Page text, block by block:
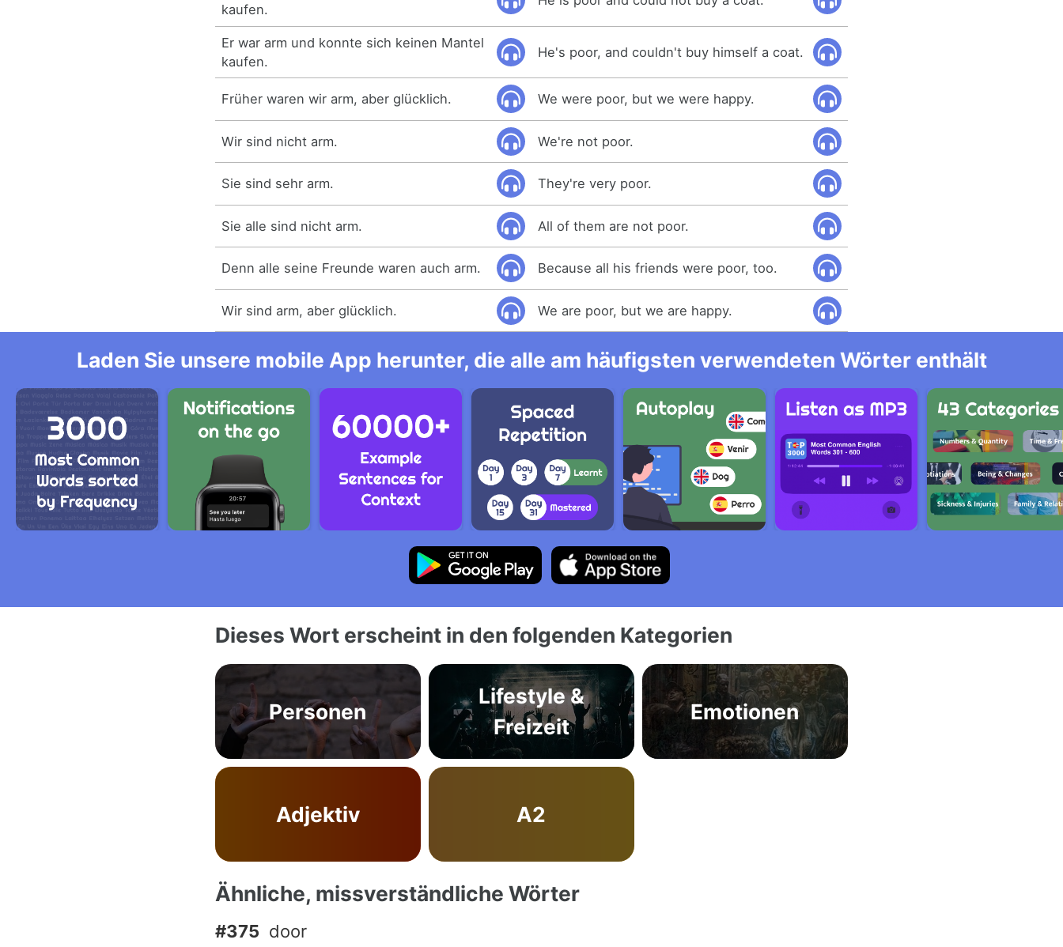
kaufen.
Er war arm und konnte sich keinen Mantel
kaufen.
He's poor, and couldn't buy himself a coat.
Früher waren wir arm, aber glücklich. We were poor, but we were happy.
Wir sind nicht arm. We're not poor.
Sie sind sehr arm. They're very poor.
Sie alle sind nicht arm. All of them are not poor.
Denn alle seine Freunde waren auch arm. Because all his friends were poor, too.
Wir sind arm, aber glücklich. We are poor, but we are happy.
Laden Sie unsere mobile App herunter, die alle am häufigsten verwendeten Wörter enthält
Dieses Wort erscheint in den folgenden Kategorien
Personen
Lifestyle &
Freizeit
Emotionen
Adjektiv A2
Ähnliche, missverständliche Wörter
#375 door